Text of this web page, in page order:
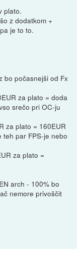
plato.
z dodatkom +
je to to.
bo počasnejši od Fx
za plato = doda
srečo pri OC-ju
za plato = 160EUR
teh par FPS-je nebo
za plato =
arch - 100% bo
nemore privoščit